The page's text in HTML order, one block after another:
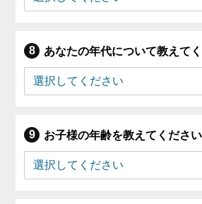
あなたの年代について教えて
お子様の年齢を教えてください